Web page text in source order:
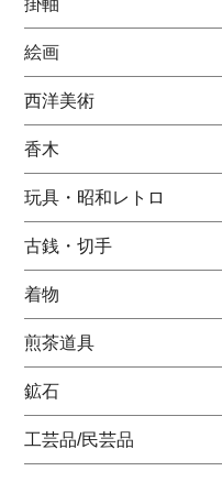
絵画
西洋美術
香木
玩具・昭和レトロ
古銭・切手
着物
煎茶道具
鉱石
工芸品/民芸品